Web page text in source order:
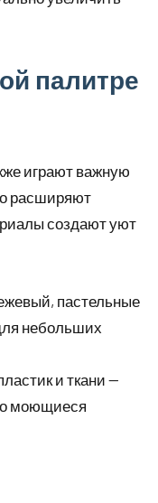
палитре
играют важную
расширяют
создают уют
пастельные
небольших
и ткани —
моющиеся